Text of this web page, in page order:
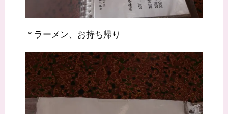
＊ラーメン、お持ち帰り